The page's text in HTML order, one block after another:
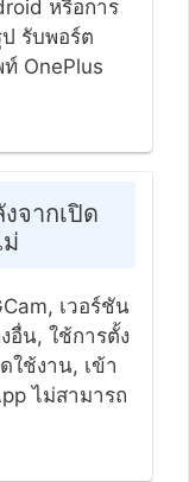
หรือการ
รับพอร์ต
OnePlus
จากเปิด
เวอร์ชัน
อื่น, ใช้การตั้ง
ใช้งาน, เข้า
ไม่สามารถ